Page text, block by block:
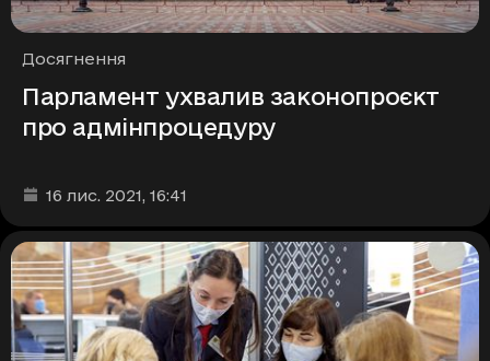
Рубрики
Досягнення
Парламент ухвалив законопроєкт
про адмінпроцедуру
Дата та час публікації
16 лис. 2021, 16:41